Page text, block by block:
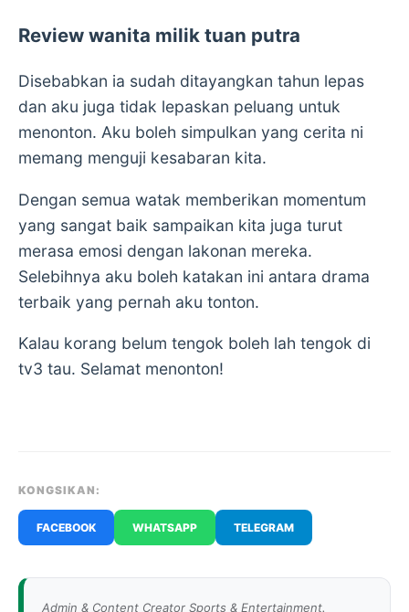
Review wanita milik tuan putra
Disebabkan ia sudah ditayangkan tahun lepas
dan aku juga tidak lepaskan peluang untuk
menonton. Aku boleh simpulkan yang cerita ni
memang menguji kesabaran kita.
Dengan semua watak memberikan momentum
yang sangat baik sampaikan kita juga turut
merasa emosi dengan lakonan mereka.
Selebihnya aku boleh katakan ini antara drama
terbaik yang pernah aku tonton.
Kalau korang belum tengok boleh lah tengok di
tv3 tau. Selamat menonton!
KONGSIKAN:
FACEBOOK WHATSAPP TELEGRAM
Admin & Content Creator Sports & Entertainment.